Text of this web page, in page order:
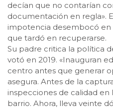
decían que no contarían
documentación en regla».
impotencia desembocó
que tardó en recuperarse.
Su padre critica la política
votó en 2019. «Inauguran
centro antes que generar
asegura. Antes de la
inspecciones de calidad en
barrio. Ahora, lleva veinte